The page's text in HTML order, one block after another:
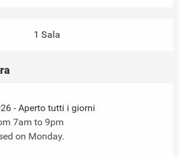
1 Sala
- Aperto tutti i giorni
7am to 9pm
on Monday.